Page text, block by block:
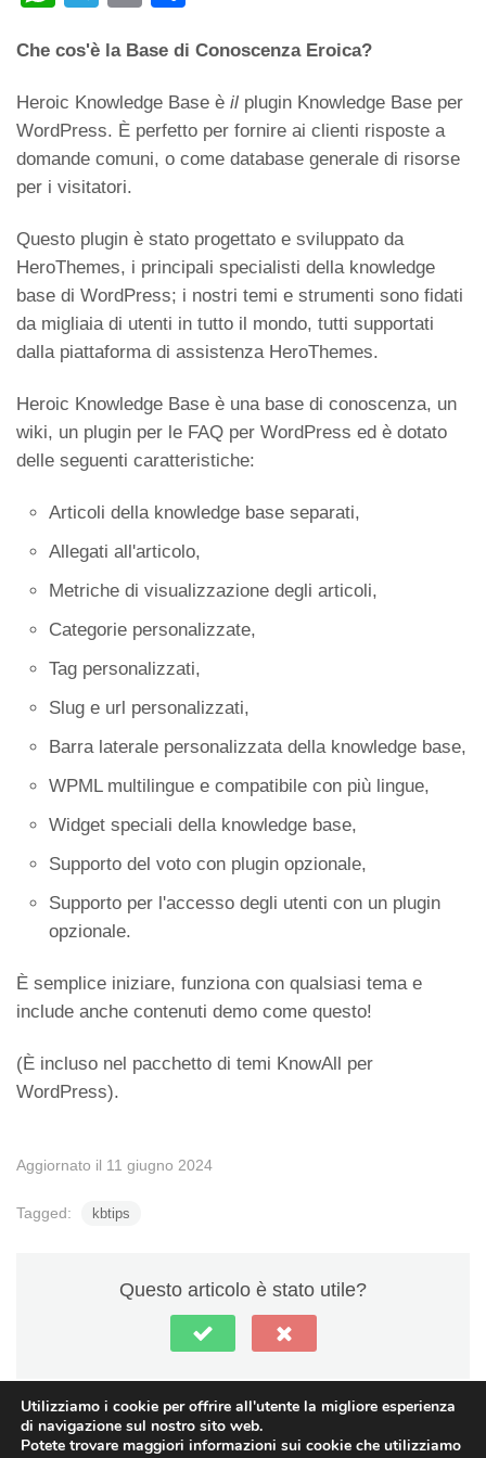
at
s
A
p
p
e
gr
a
m
ail n
di
vi
di
Che cos'è la Base di Conoscenza Eroica?
Heroic Knowledge Base è il plugin Knowledge Base per
WordPress. È perfetto per fornire ai clienti risposte a
domande comuni, o come database generale di risorse
per i visitatori.
Questo plugin è stato progettato e sviluppato da
HeroThemes, i principali specialisti della knowledge
base di WordPress; i nostri temi e strumenti sono fidati
da migliaia di utenti in tutto il mondo, tutti supportati
dalla piattaforma di assistenza HeroThemes.
Heroic Knowledge Base è una base di conoscenza, un
wiki, un plugin per le FAQ per WordPress ed è dotato
delle seguenti caratteristiche:
Articoli della knowledge base separati,
Allegati all'articolo,
Metriche di visualizzazione degli articoli,
Categorie personalizzate,
Tag personalizzati,
Slug e url personalizzati,
Barra laterale personalizzata della knowledge base,
WPML multilingue e compatibile con più lingue,
Widget speciali della knowledge base,
Supporto del voto con plugin opzionale,
Supporto per l'accesso degli utenti con un plugin
opzionale.
È semplice iniziare, funziona con qualsiasi tema e
include anche contenuti demo come questo!
(È incluso nel pacchetto di temi KnowAll per
WordPress).
Aggiornato il 11 giugno 2024
Tagged: kbtips
Questo articolo è stato utile?
Utilizziamo i cookie per offrire all'utente la migliore esperienza
di navigazione sul nostro sito web.
Potete trovare maggiori informazioni sui cookie che utilizziamo